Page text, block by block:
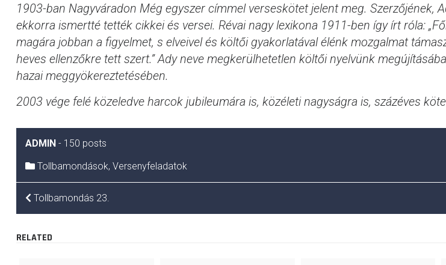
1903-ban Nagyváradon Még egyszer címmel verseskötet jelent meg. Szerzőjének,
ekkorra ismertté tették cikkei és versei. Révai nagy lexikona 1911-ben így írt róla:
magára jobban a figyelmet, s elveivel és költői gyakorlatával élénk mozgalmat
heves ellenzőkre tett szert.” Ady neve megkerülhetetlen költői nyelvünk
hazai meggyökereztetésében.
2003 vége felé közeledve harcok jubileumára is, közéleti nagyságra is, százéves
ADMIN- 150 posts
Tollbamondások, Versenyfeladatok
BEJEGYZÉS
Tollbamondás 23.
RELATED